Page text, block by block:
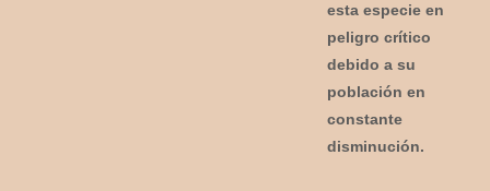
esta especie en
peligro crítico
debido a su
población en
constante
disminución.